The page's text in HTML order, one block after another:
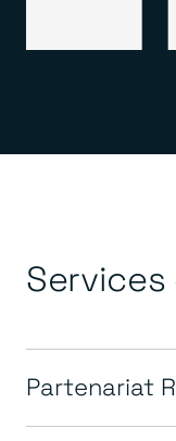
Services
Partenariat